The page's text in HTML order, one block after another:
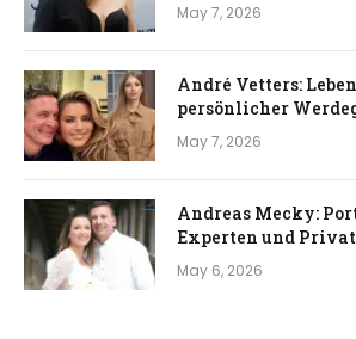
May 7, 2026
André Vetters:
persönlicher
May 7, 2026
Andreas Mecky:
Experten und
May 6, 2026